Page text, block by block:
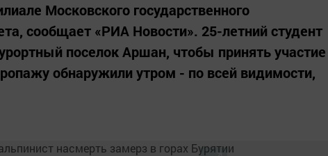
Московского государственного
сообщает «РИА Новости». 25-летний студент
поселок Аршан, чтобы принять участие
обнаружили утром - по всей видимости,